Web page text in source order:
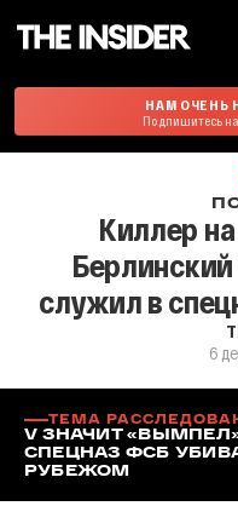
НАМ ОЧЕНЬ
Подпишитесь
Киллер
служил в
6
ТЕМА
V ЗНАЧИТ
СПЕЦНАЗ ФСБ
РУБЕЖОМ